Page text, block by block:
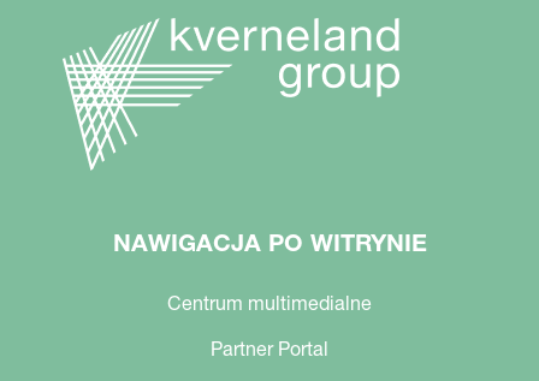
NAWIGACJA PO WITRYNIE
Centrum multimedialne
Partner Portal